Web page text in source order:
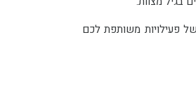
מדברי אותנטי, ארוחות שטח מפנקות ומגוון רחב של פעילויות משותפת לכם